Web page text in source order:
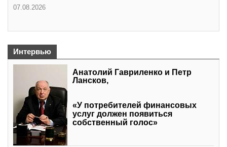
07.08.2026
Интервью
Анатолий Гавриленко и Петр
Лансков,
«У потребителей финансовых
услуг должен появиться
собственный голос»